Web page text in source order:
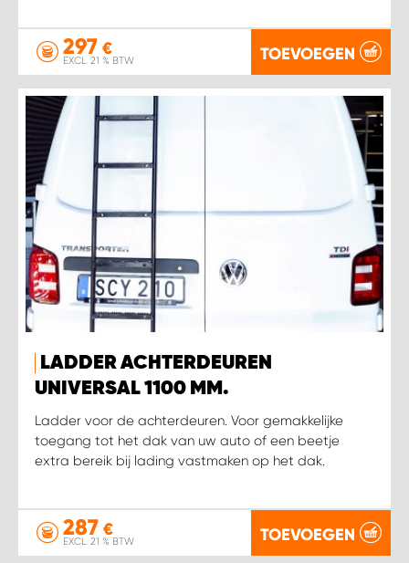
297 €
EXCL. 21 % BTW TOEVOEGEN
LADDER ACHTERDEUREN
UNIVERSAL 1100 MM.
Ladder voor de achterdeuren. Voor gemakkelijke
toegang tot het dak van uw auto of een beetje
extra bereik bij lading vastmaken op het dak.
287 €
EXCL. 21 % BTW TOEVOEGEN